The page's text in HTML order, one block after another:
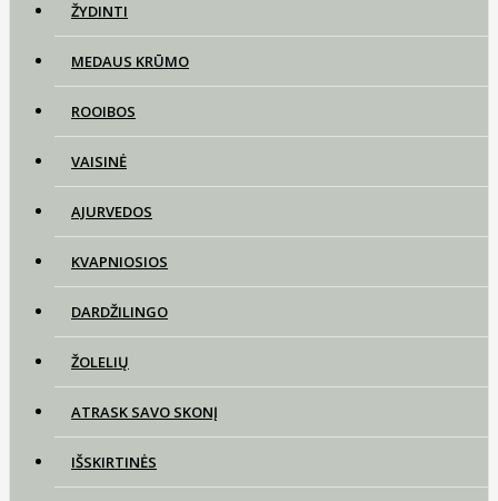
ŽYDINTI
MEDAUS KRŪMO
ROOIBOS
VAISINĖ
AJURVEDOS
KVAPNIOSIOS
DARDŽILINGO
ŽOLELIŲ
ATRASK SAVO SKONĮ
IŠSKIRTINĖS